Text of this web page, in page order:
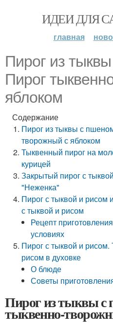
ИДЕИ ДЛЯ
главная
Пирог из
Пирог
яблоком
Содержание
Пирог из тыквы с
творожный с яблоком
Тыквенный пирог на
курицей
Закрытый пирог с
"Неженка"
Пирог с тыквой и рисом
с тыквой и рисом
Рецепт
условиях
Пирог с тыквой и рисом.
рисом в духовке
О блюде
Советы
Пирог из тыквы с
тыквенно-